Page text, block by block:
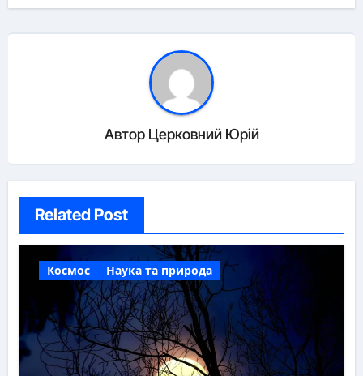
Автор Церковний Юрій
Related Post
Космос Наука та природа